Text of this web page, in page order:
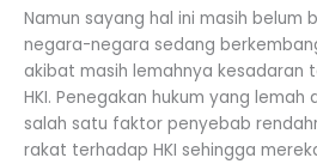
Namun sayang hal ini masih belum
negara-negara sedang
akibat masih lemahnya kesadaran
HKI. Penegakan hukum yang
salah satu faktor penyebab
rakat terhadap HKI sehingga